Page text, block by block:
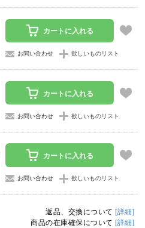
カートに入れる
お問い合わせ 欲しいものリスト
カートに入れる
お問い合わせ 欲しいものリスト
カートに入れる
お問い合わせ 欲しいものリスト
返品、交換について [詳細]
商品の在庫確保について [詳細]